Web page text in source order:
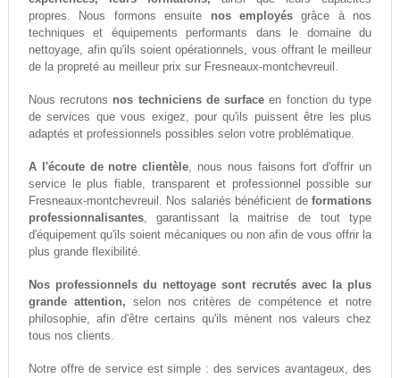
propres. Nous formons ensuite nos employésgrâce à nos
techniques et équipements performants dans le domaine du
nettoyage, afin qu'ils soient opérationnels, vous offrant le meilleur
de la propreté au meilleur prix sur Fresneaux-montchevreuil.
Nous recrutons nos techniciens de surface en fonction du type
de services que vous exigez, pour qu'ils puissent être les plus
adaptés et professionnels possibles selon votre problématique.
A l'écoute de notre clientèle, nous nous faisons fort d'offrir un
service le plus fiable, transparent et professionnel possible sur
Fresneaux-montchevreuil. Nos salariés bénéficient deformations
professionnalisantes, garantissant la maitrise de tout type
d'équipement qu'ils soient mécaniques ou non afin de vous offrir la
plus grande flexibilité.
Nos professionnels du nettoyage sont recrutés avec la plus
grande attention, selon nos critères de compétence et notre
philosophie, afin d'être certains qu'ils mènent nos valeurs chez
tous nos clients.
Notre offre de service est simple : des services avantageux, des